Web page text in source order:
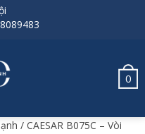
0
/ CAESAR B075C – Vòi